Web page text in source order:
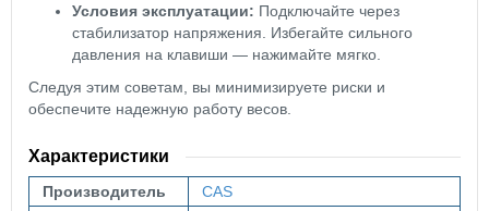
Условия эксплуатации: Подключайте через
стабилизатор напряжения. Избегайте сильного
давления на клавиши — нажимайте мягко.
Следуя этим советам, вы минимизируете риски и
обеспечите надежную работу весов.
Характеристики
Производитель
CAS